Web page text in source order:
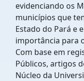
evidenciando os
municípios que
Estado do Pará e
importância para
Com base em
Públicos, artigos
Núcleo da